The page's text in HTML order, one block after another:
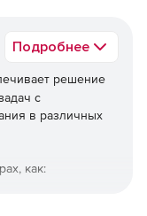
Подробнее
решение
с
в различных
как: